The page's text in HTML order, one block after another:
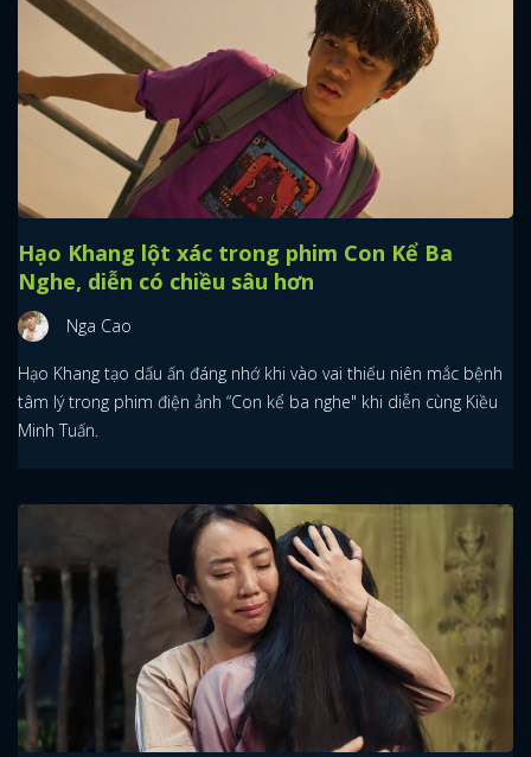
Hạo Khang lột xác trong phim Con Kể Ba
Nghe, diễn có chiều sâu hơn
Nga Cao
Hạo Khang tạo dấu ấn đáng nhớ khi vào vai thiếu niên mắc bệnh
tâm lý trong phim điện ảnh “Con kể ba nghe" khi diễn cùng Kiều
Minh Tuấn.